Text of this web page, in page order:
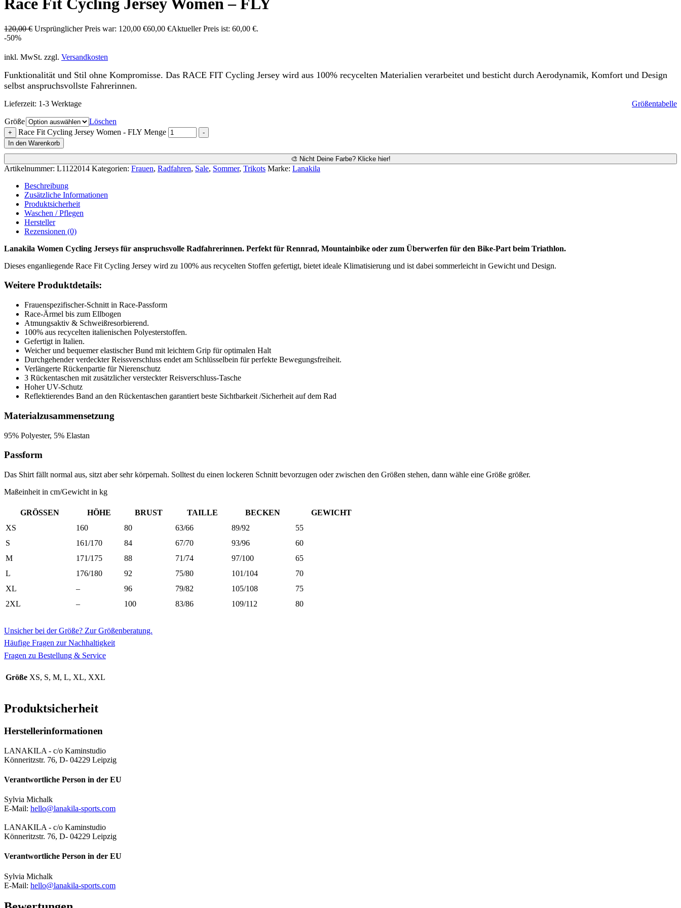
Race Fit Cycling Jersey Women – FLY
120,00€ Ursprünglicher Preis war: 120,00 €60,00 €Aktueller Preis ist: 60,00 €.
-50%
inkl. MwSt. zzgl. Versandkosten
Funktionalität und Stil ohne Kompromisse. Das RACE FIT Cycling Jersey wird aus 100% recycelten Materialien verarbeitet und besticht durch Aerodynamik, Komfort und Design
selbst anspruchsvollste Fahrerinnen.
Größentabelle
Lieferzeit: 1-3 Werktage
Größe Löschen
+ Race Fit Cycling Jersey Women - FLY Menge
-
In den Warenkorb
🎨 Nicht Deine Farbe? Klicke hier!
Artikelnummer: L1122014 Kategorien: Frauen, Radfahren, Sale, Sommer, Trikots Marke: Lanakila
Beschreibung
Zusätzliche Informationen
Produktsicherheit
Waschen / Pflegen
Hersteller
Rezensionen (0)
Lanakila Women Cycling Jerseys für anspruchsvolle Radfahrerinnen. Perfekt für Rennrad, Mountainbike oder zum Überwerfen für den Bike-Part beim Triathlon.
Dieses enganliegende Race Fit Cycling Jersey wird zu 100% aus recycelten Stoffen gefertigt, bietet ideale Klimatisierung und ist dabei sommerleicht in Gewicht und Design.
Weitere Produktdetails:
Frauenspezifischer-Schnitt in Race-Passform
Race-Ärmel bis zum Ellbogen
Atmungsaktiv & Schweißresorbierend.
100% aus recycelten italienischen Polyesterstoffen.
Gefertigt in Italien.
Weicher und bequemer elastischer Bund mit leichtem Grip für optimalen Halt
Durchgehender verdeckter Reissverschluss endet am Schlüsselbein für perfekte Bewegungsfreiheit.
Verlängerte Rückenpartie für Nierenschutz
3 Rückentaschen mit zusätzlicher versteckter Reisverschluss-Tasche
Hoher UV-Schutz
Reflektierendes Band an den Rückentaschen garantiert beste Sichtbarkeit /Sicherheit auf dem Rad
Materialzusammensetzung
95% Polyester, 5% Elastan
Passform
Das Shirt fällt normal aus, sitzt aber sehr körpernah. Solltest du einen lockeren Schnitt bevorzugen oder zwischen den Größen stehen, dann wähle eine Größe größer.
Maßeinheit in cm/Gewicht in kg
GRÖSSEN HÖHE BRUST TAILLE BECKEN
GEWICHT
XS
160 80 63/66 89/92
55
S
161/170 84 67/70 93/96
60
M
171/175 88 71/74 97/100
65
L
176/180 92 75/80 101/104
70
XL
– 96 79/82 105/108
75
2XL
– 100 83/86 109/112 80
Unsicher bei der Größe? Zur Größenberatung.
Häufige Fragen zur Nachhaltigkeit
Fragen zu Bestellung & Service
Größe XS, S, M, L, XL, XXL
Produktsicherheit
Herstellerinformationen
LANAKILA - c/o Kaminstudio
Könneritzstr. 76, D- 04229 Leipzig
Verantwortliche Person in der EU
Sylvia Michalk
E-Mail: hello@lanakila-sports.com
LANAKILA - c/o Kaminstudio
Könneritzstr. 76, D- 04229 Leipzig
Verantwortliche Person in der EU
Sylvia Michalk
E-Mail: hello@lanakila-sports.com